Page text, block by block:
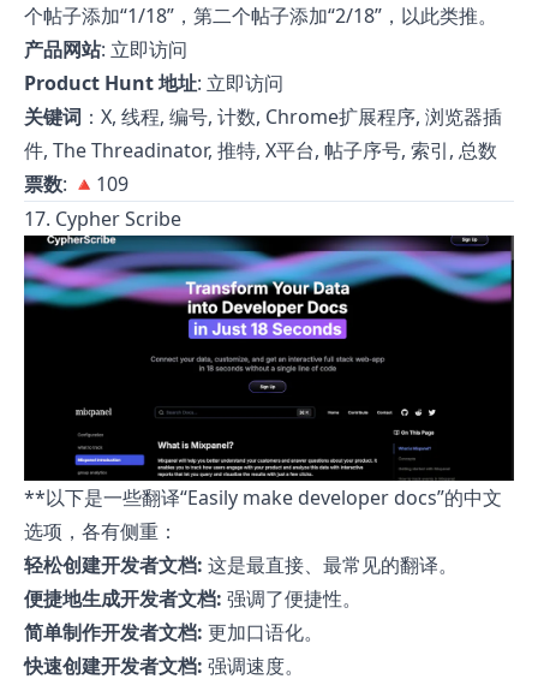
个帖子添加“1/18”，第二个帖子添加“2/18”，以此类推。
产品网站: 立即访问
Product Hunt 地址: 立即访问
关键词 ：X, 线程, 编号, 计数, Chrome扩展程序, 浏览器插
件, The Threadinator, 推特, X平台, 帖子序号, 索引, 总数
票数: 🔺109
17. Cypher Scribe
**以下是一些翻译“Easily make developer docs”的中文
选项，各有侧重：
轻松创建开发者文档: 这是最直接、最常见的翻译。
便捷地生成开发者文档: 强调了便捷性。
简单制作开发者文档: 更加口语化。
快速创建开发者文档: 强调速度。